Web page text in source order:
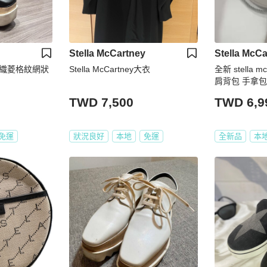
菱格紋網狀
運
Stella McCartney
Stella McCartney大衣
TWD 7,500
狀況良好 本地 免運
Stella
全新 stella
肩背包 手拿
TWD
全新品 本